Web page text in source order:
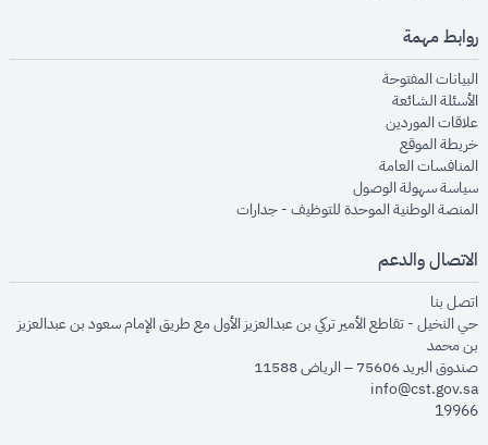
روابط مهمة
البيانات المفتوحةopens in new window
الأسئلة الشائعةopens in new window
علاقات الموردينopens in new window
خريطة الموقعopens in new window
المنافسات العامةopens in new window
سياسة سهولة الوصولopens in new window
المنصة الوطنية الموحدة للتوظيف - جداراتopens in new window
الاتصال والدعم
اتصل بنا
حي النخيل - تقاطع الأمير تركي بن عبدالعزيز الأول مع طريق الإمام سعود بن عبدالعزيز
بن محمد
صندوق البريد 75606 – الرياض 11588
info@cst.gov.sa
19966